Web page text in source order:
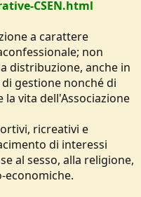
CSEN.html
a carattere
non
distribuzione, anche in
gestione nonché di
vita dell'Associazione
ricreativi e
di interessi
al sesso, alla religione,
economiche.